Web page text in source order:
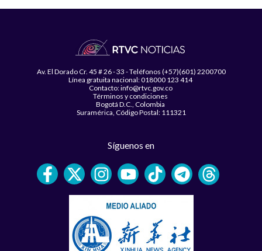
Av. El Dorado Cr. 45 # 26 - 33 - Teléfonos (+57)(601) 2200700
Línea gratuita nacional: 018000 123 414
Contacto: info@rtvc.gov.co
Términos y condiciones
Bogotá D.C., Colombia
Suramérica, Código Postal: 111321
Síguenos en